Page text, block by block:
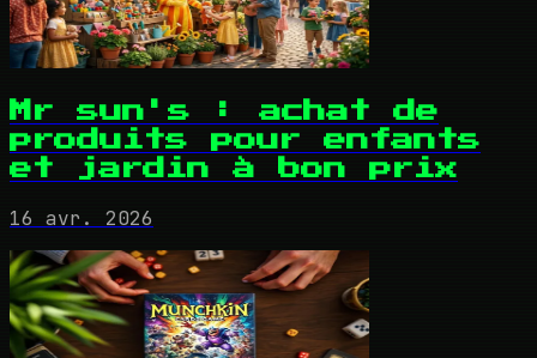
Mr sun's : achat de
produits pour enfants
et jardin à bon prix
16 avr. 2026